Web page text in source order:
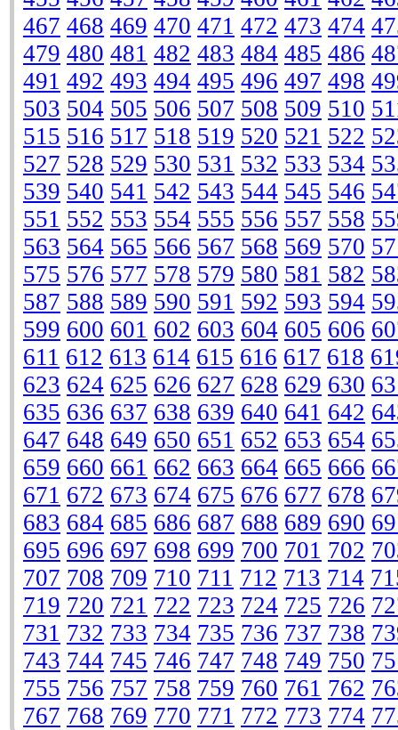
467 468 469 470 471 472 473 474
479 480 481 482 483 484 485 486
491 492 493 494 495 496 497 498
503 504 505 506 507 508 509 510
515 516 517 518 519 520 521 522
527 528 529 530 531 532 533 534
539 540 541 542 543 544 545 546
551 552 553 554 555 556 557 558
563 564 565 566 567 568 569 570
575 576 577 578 579 580 581 582
587 588 589 590 591 592 593 594
599 600 601 602 603 604 605 606
611 612 613 614 615 616 617 618
623 624 625 626 627 628 629 630
635 636 637 638 639 640 641 642
647 648 649 650 651 652 653 654
659 660 661 662 663 664 665 666
671 672 673 674 675 676 677 678
683 684 685 686 687 688 689 690
695 696 697 698 699 700 701 702
707 708 709 710 711 712 713 714
719 720 721 722 723 724 725 726
731 732 733 734 735 736 737 738
743 744 745 746 747 748 749 750
755 756 757 758 759 760 761 762
767 768 769 770 771 772 773 774